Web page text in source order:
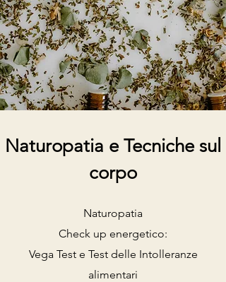
Naturopatia e Tecniche sul
corpo
Naturopatia
Check up energetico:
Vega Test e Test delle Intolleranze
alimentari